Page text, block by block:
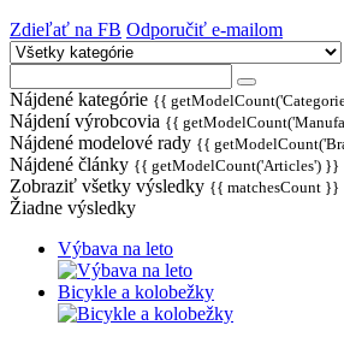
Zdieľať na FB Odporučiť e-mailom
Nájdené kategórie {{
Nájdení výrobcovia {{
Nájdené modelové rady {{
Nájdené články {{ getModelCount('Articles') }}
Zobraziť všetky výsledky {{ matchesCount }}
Žiadne výsledky
Výbava na leto
Bicykle a kolobežky